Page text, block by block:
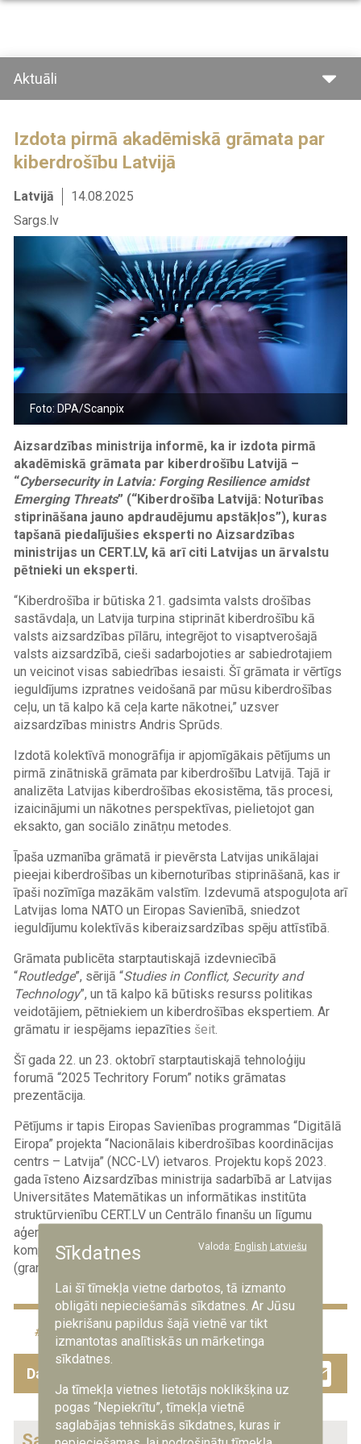
Pārlekt
saturu
Aktuāli
Izdota pirmā akadēmiskā grāmata par
kiberdrošību Latvijā
Latvijā
14.08.2025
Sargs.lv
Foto: DPA/Scanpix
Aizsardzības ministrija informē, ka ir izdota pirmā
akadēmiskā grāmata par kiberdrošību Latvijā –
“Cybersecurity in Latvia: Forging Resilience amidst
Emerging Threats” (“Kiberdrošība Latvijā: Noturības
stiprināšana jauno apdraudējumu apstākļos”), kuras
tapšanā piedalījušies eksperti no Aizsardzības
ministrijas un CERT.LV, kā arī citi Latvijas un ārvalstu
pētnieki un eksperti.
“Kiberdrošība ir būtiska 21. gadsimta valsts drošības
sastāvdaļa, un Latvija turpina stiprināt kiberdrošību kā
valsts aizsardzības pīlāru, integrējot to visaptverošajā
valsts aizsardzībā, cieši sadarbojoties ar sabiedrotajiem
un veicinot visas sabiedrības iesaisti. Šī grāmata ir vērtīgs
ieguldījums izpratnes veidošanā par mūsu kiberdrošības
ceļu, un tā kalpo kā ceļa karte nākotnei,” uzsver
aizsardzības ministrs Andris Sprūds.
Izdotā kolektīvā monogrāfija ir apjomīgākais pētījums un
pirmā zinātniskā grāmata par kiberdrošību Latvijā. Tajā ir
analizēta Latvijas kiberdrošības ekosistēma, tās procesi,
izaicinājumi un nākotnes perspektīvas, pielietojot gan
eksakto, gan sociālo zinātņu metodes.
Īpaša uzmanība grāmatā ir pievērsta Latvijas unikālajai
pieejai kiberdrošības un kibernoturības stiprināšanā, kas ir
īpaši nozīmīga mazākām valstīm. Izdevumā atspoguļota arī
Latvijas loma NATO un Eiropas Savienībā, sniedzot
ieguldījumu kolektīvās kiberaizsardzības spēju attīstībā.
Grāmata publicēta starptautiskajā izdevniecībā
“Routledge”, sērijā “Studies in Conflict, Security and
Technology”, un tā kalpo kā būtisks resurss politikas
veidotājiem, pētniekiem un kiberdrošības ekspertiem. Ar
grāmatu ir iespējams iepazīties šeit.
Šī gada 22. un 23. oktobrī starptautiskajā tehnoloģiju
forumā “2025 Techritory Forum” notiks grāmatas
prezentācija.
Pētījums ir tapis Eiropas Savienības programmas “Digitālā
Eiropa” projekta “Nacionālais kiberdrošības koordinācijas
centrs – Latvija” (NCC-LV) ietvaros. Projektu kopš 2023.
gada īsteno Aizsardzības ministrija sadarbībā ar Latvijas
Universitātes Matemātikas un informātikas institūta
struktūrvienību CERT.LV un Centrālo finanšu un līgumu
aģentūru. Projektu atbalsta Eiropas Kiberdrošības
kompetenču centrs un to līdzfinansē Eiropas Savienība
(granta līguma Nr. 101127985).
Aizsardzības ministrija kiberdrošība
Dalies ar šo ziņu Facebook
Twitter
Sīkdatnes Valoda: English Latviešu
Lai šī tīmekļa vietne darbotos, tā izmanto
obligāti nepieciešamās sīkdatnes. Ar Jūsu
piekrišanu papildus šajā vietnē var tikt
izmantotas analītiskās un mārketinga
sīkdatnes.
Ja tīmekļa vietnes lietotājs noklikšķina uz
pogas “Nepiekrītu”, tīmekļa vietnē
saglabājas tehniskās sīkdatnes, kuras ir